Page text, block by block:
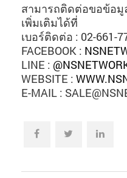
สามารถติดต่อขอข้อมู
เพิ่มเติมได้ที่
เบอร์ติดต่อ : 02-661-
FACEBOOK :
LINE :
WEBSITE :
E-MAIL :